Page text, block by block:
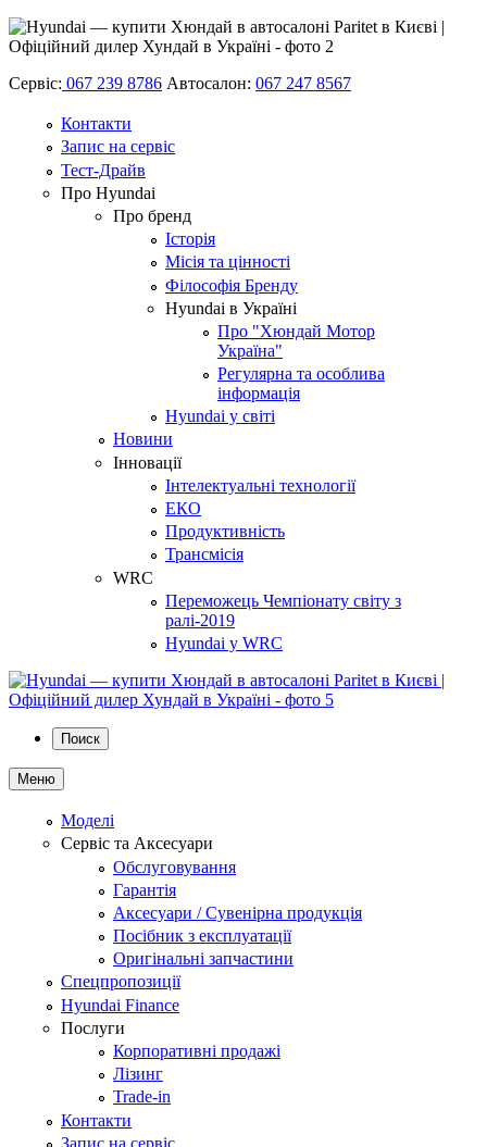
Сервіс: 067 239 8786 Автосалон: 067 247 8567
Контакти
Запис на сервіс
Тест-Драйв
Про Hyundai
Про бренд
Історія
Місія та цінності
Філософія Бренду
Hyundai в Україні
Про "Хюндай Мотор
Україна"
Регулярна та особлива
інформація
Hyundai у світі
Новини
Інновації
Інтелектуальні технології
ЕКО
Продуктивність
Трансмісія
WRC
Переможець Чемпіонату світу з
ралі-2019
Hyundai у WRC
Поиск
Меню
Моделі
Сервіс та Аксесуари
Обслуговування
Гарантія
Аксесуари / Сувенірна продукція
Посібник з експлуатації
Оригінальні запчастини
Спецпропозиції
Hyundai Finance
Послуги
Корпоративні продажі
Лізинг
Trade-in
Контакти
Запис на сервіс